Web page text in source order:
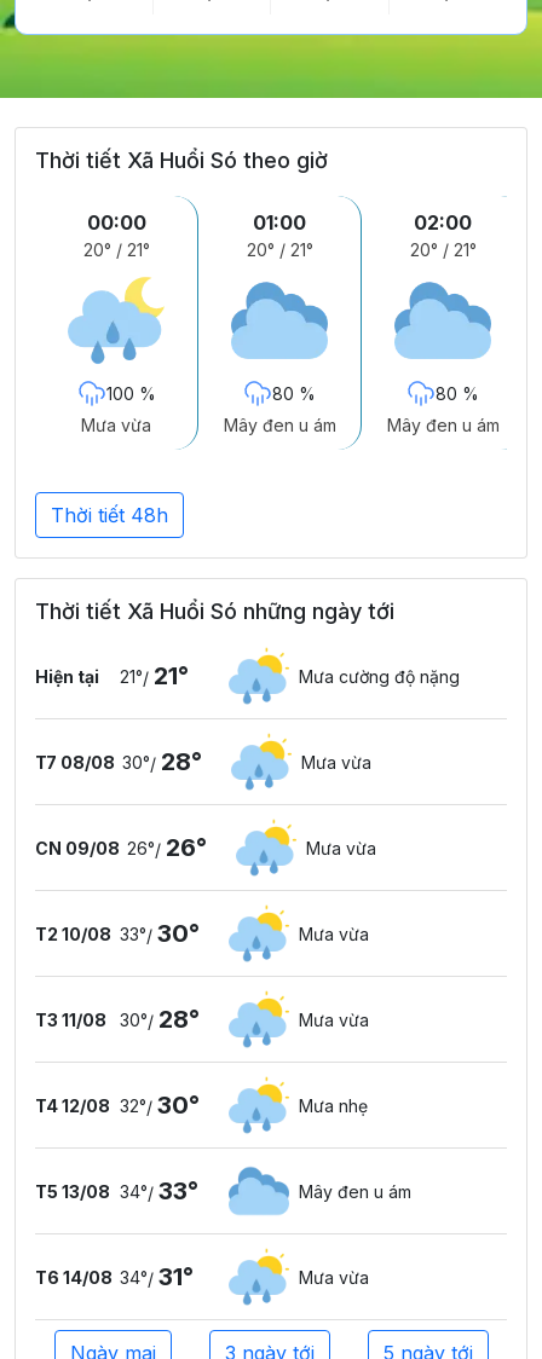
Thời tiết Xã Huổi Só theo giờ
00:00
20° / 21°
100 %
Mưa vừa
01:00
20° / 21°
80 %
Mây đen u ám
02:00
20° / 21°
80 %
Mây đen u ám
Thời tiết 48h
Thời tiết Xã Huổi Só những ngày tới
Hiện tại 21°/ 21° Mưa cường độ nặng
T7 08/08 30°/ 28° Mưa vừa
CN 09/08 26°/ 26° Mưa vừa
T2 10/08 33°/ 30° Mưa vừa
T3 11/08 30°/ 28° Mưa vừa
T4 12/08 32°/ 30° Mưa nhẹ
T5 13/08 34°/ 33° Mây đen u ám
T6 14/08 34°/ 31° Mưa vừa
Ngày mai 3 ngày tới 5 ngày tới